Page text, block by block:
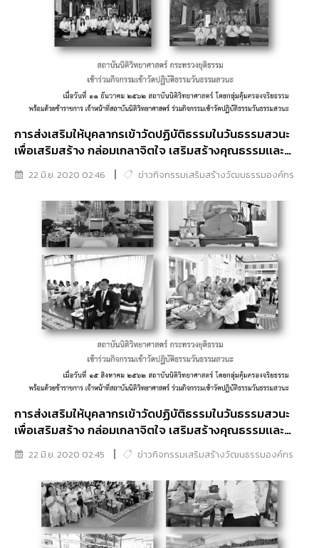
การส่งเสริมให้บุคลากรเข้าวัดปฏิบัติธรรมในวันธรรมสวนะ
เพื่อเสริมสร้าง กล่อมเกลาจิตใจ เสริมสร้างคุณธรรมเเละ
ความโปร่งใส ประจำปีงบประมาณ พ.ศ. 2563
22 มิ.ย. 2020 02:46 ข่าวกิจกรรมเสริมสร้างวัฒนธรรมองค์กร
การส่งเสริมให้บุคลากรเข้าวัดปฏิบัติธรรมในวันธรรมสวนะ
เพื่อเสริมสร้าง กล่อมเกลาจิตใจ เสริมสร้างคุณธรรมเเละ
ความโปร่งใส (วัดกระจัง)
22 มิ.ย. 2020 02:45 ข่าวกิจกรรมเสริมสร้างวัฒนธรรมองค์กร